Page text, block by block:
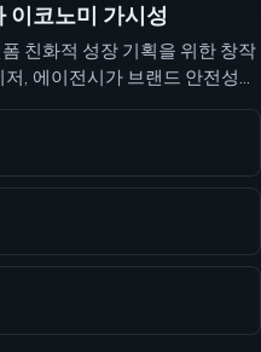
이코노미 가시성
친화적 성장 기획을 위한 창작
, 에이전시가 브랜드 안전성과
성, 비디오, 평판 업무의 범위를